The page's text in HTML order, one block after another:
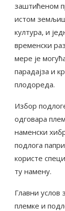
заштићеном
истом
култура, и
временски
мере је
парадајза и
плодореда.
Избор
одговара
наменски
подлога
користе
ту намену.
Главни
племке и